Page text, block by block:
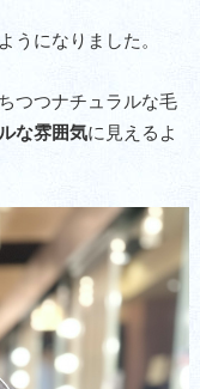
うになりました。
つつナチュラルな毛
な雰囲気に見えるよ